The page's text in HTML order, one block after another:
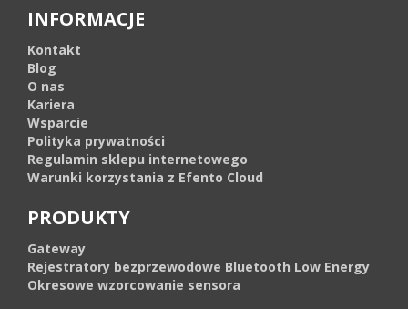
INFORMACJE
Kontakt
Blog
O nas
Kariera
Wsparcie
Polityka prywatności
Regulamin sklepu internetowego
Warunki korzystania z Efento Cloud
PRODUKTY
Gateway
Rejestratory bezprzewodowe Bluetooth Low Energy
Okresowe wzorcowanie sensora